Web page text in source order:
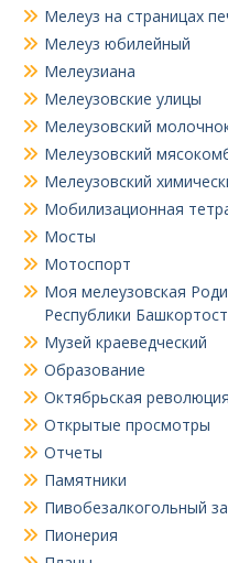
Мелеуз на страницах
Мелеуз юбилейный
Мелеузиана
Мелеузовские улицы
Мелеузовский
Мелеузовский
Мелеузовский
Мобилизационная
Мосты
Мотоспорт
Моя мелеузовская
Республики
Музей краеведческий
Образование
Октябрьская
Открытые просмотры
Отчеты
Памятники
Пивобезалкогольный
Пионерия